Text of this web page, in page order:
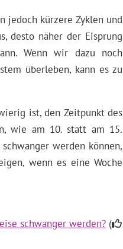
jedoch kürzere Zyklen und
desto näher der Eisprung
Wenn wir dazu noch
überleben, kann es zu
ist, den Zeitpunkt des
wie am 10. statt am 15.
werden können,
wenn es eine Woche
schwanger werden? (